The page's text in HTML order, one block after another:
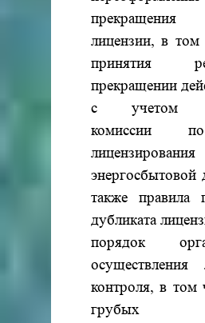
лицензии, в том
принятия
прекращении
с учетом
комиссии
лицензирования
энергосбытовой
также правила
дубликата
порядок
осуществления
контроля, в том
грубых